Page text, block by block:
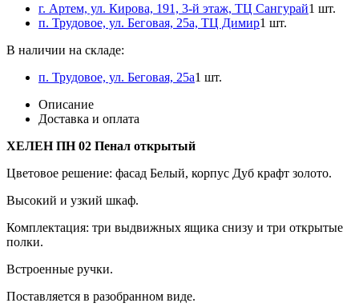
г. Артем, ул. Кирова, 191, 3-й этаж, ТЦ Сангурай1 шт.
п. Трудовое, ул. Беговая, 25а, ТЦ Димир1 шт.
В наличии на складе:
п. Трудовое, ул. Беговая, 25а1 шт.
Описание
Доставка и оплата
ХЕЛЕН ПН 02 Пенал открытый
Цветовое решение: фасад Белый, корпус Дуб крафт золото.
Высокий и узкий шкаф.
Комплектация: три выдвижных ящика снизу и три открытые
полки.
Встроенные ручки.
Поставляется в разобранном виде.